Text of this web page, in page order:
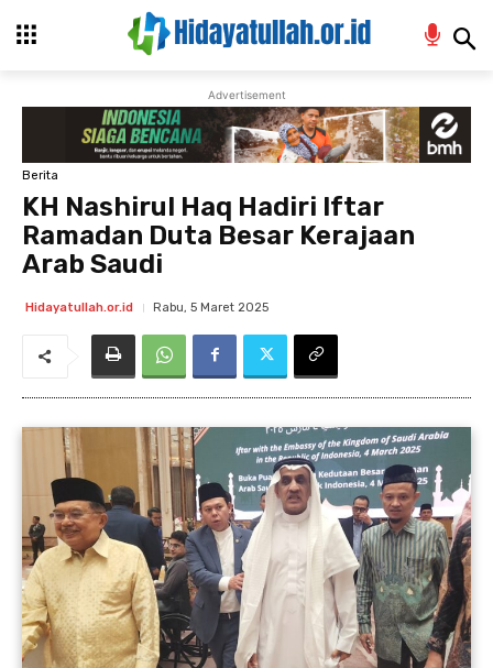
Advertisement
Berita
KH Nashirul Haq Hadiri Iftar
Ramadan Duta Besar Kerajaan
Arab Saudi
Hidayatullah.or.id Rabu, 5 Maret 2025